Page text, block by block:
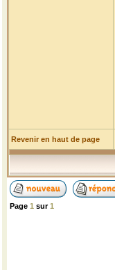
Revenir en haut de page
Page 1 sur1